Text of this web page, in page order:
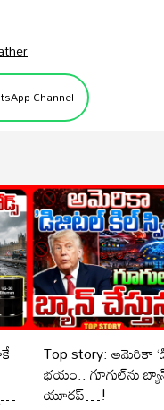
Channel
Top story: అమెరికా
భయం.. గూగుల్‌ను బ్యాన్
యూరప్…!